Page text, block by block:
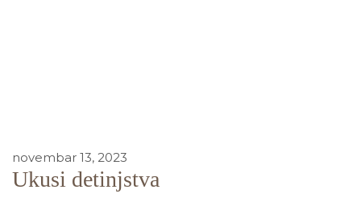
novembar 13, 2023
Ukusi detinjstva